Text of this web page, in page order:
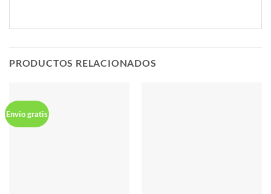
PRODUCTOS RELACIONADOS
Envío gratis